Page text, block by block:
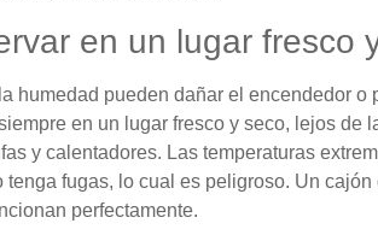
en un lugar fresco
humedad pueden dañar el encendedor o
en un lugar fresco y seco, lejos de
y calentadores. Las temperaturas
tenga fugas, lo cual es peligroso. Un
perfectamente.